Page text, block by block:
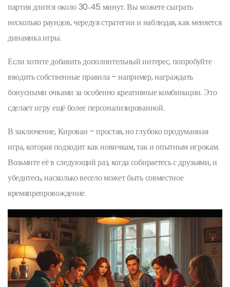
партия длится около 30‑45 минут. Вы можете сыграть
несколько раундов, чередуя стратегии и наблюдая, как меняется
динамика игры.
Если хотите добавить дополнительный интерес, попробуйте
вводить собственные правила – например, награждать
бонусными очками за особенно креативные комбинации. Это
сделает игру ещё более персонализированной.
В заключение, Кирован – простая, но глубоко продуманная
игра, которая подходит как новичкам, так и опытным игрокам.
Возьмите её в следующий раз, когда собираетесь с друзьями, и
убедитесь, насколько весело может быть совместное
времяпрепровождение.